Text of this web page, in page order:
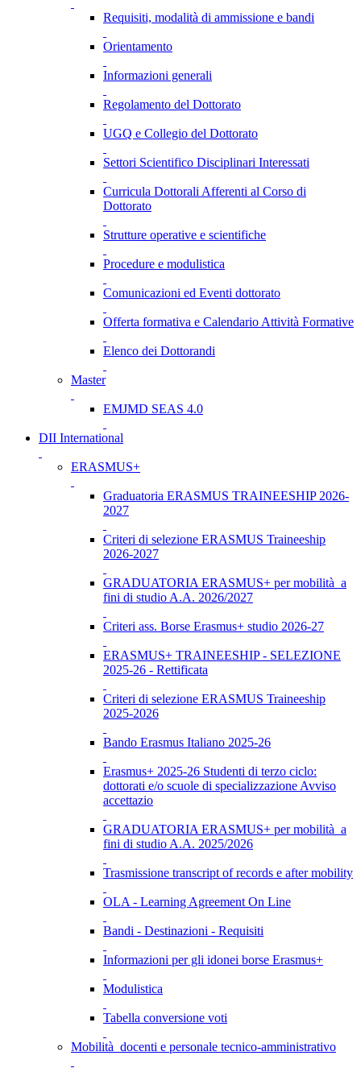
Requisiti, modalità di ammissione e bandi
Orientamento
Informazioni generali
Regolamento del Dottorato
UGQ e Collegio del Dottorato
Settori Scientifico Disciplinari Interessati
Curricula Dottorali Afferenti al Corso di
Dottorato
Strutture operative e scientifiche
Procedure e modulistica
Comunicazioni ed Eventi dottorato
Offerta formativa e Calendario Attività Formative
Elenco dei Dottorandi
Master
EMJMD SEAS 4.0
DII International
ERASMUS+
Graduatoria ERASMUS TRAINEESHIP 2026-
2027
Criteri di selezione ERASMUS Traineeship
2026-2027
GRADUATORIA ERASMUS+ per mobilità a
fini di studio A.A. 2026/2027
Criteri ass. Borse Erasmus+ studio 2026-27
ERASMUS+ TRAINEESHIP - SELEZIONE
2025-26 - Rettificata
Criteri di selezione ERASMUS Traineeship
2025-2026
Bando Erasmus Italiano 2025-26
Erasmus+ 2025-26 Studenti di terzo ciclo:
dottorati e/o scuole di specializzazione Avviso
accettazio
GRADUATORIA ERASMUS+ per mobilità a
fini di studio A.A. 2025/2026
Trasmissione transcript of records e after mobility
OLA - Learning Agreement On Line
Bandi - Destinazioni - Requisiti
Informazioni per gli idonei borse Erasmus+
Modulistica
Tabella conversione voti
Mobilità docenti e personale tecnico-amministrativo